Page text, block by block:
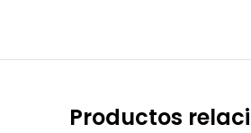
Productos